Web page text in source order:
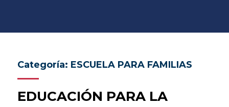
Categoría: ESCUELA PARA FAMILIAS
EDUCACIÓN PARA LA